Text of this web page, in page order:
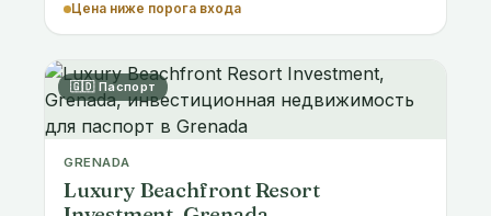
GRENADA
Investment, Grenada
От $270,000